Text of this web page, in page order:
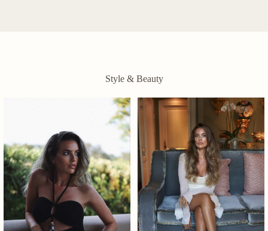
Style & Beauty